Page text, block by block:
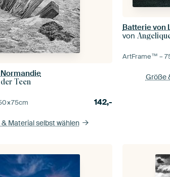
Teen
cm 142,-
Material selbst wählen
Batterie von
von
ArtFrame™ –
Größe